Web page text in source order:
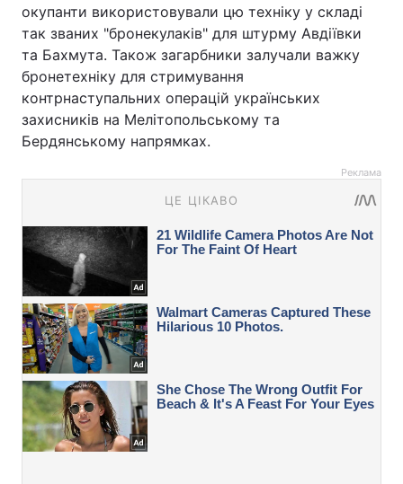
окупанти використовували цю техніку у складі
так званих "бронекулаків" для штурму Авдіївки
та Бахмута. Також загарбники залучали важку
бронетехніку для стримування
контрнаступальних операцій українських
захисників на Мелітопольському та
Бердянському напрямках.
Реклама